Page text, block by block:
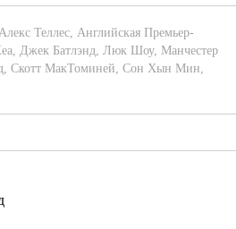
Теллес, Английская Премьер-
, Джек Батлэнд, Люк Шоу, Манчестер
, Скотт МакТоминей, Сон Хын Мин,